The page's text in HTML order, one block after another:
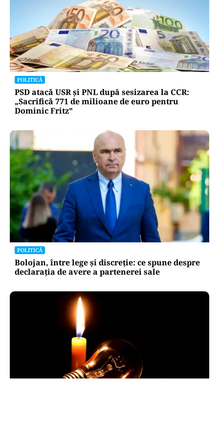
POLITICĂ
PSD atacă USR și PNL după sesizarea la CCR:
„Sacrifică 771 de milioane de euro pentru
Dominic Fritz”
POLITICĂ
Bolojan, între lege și discreție: ce spune despre
declarația de avere a partenerei sale